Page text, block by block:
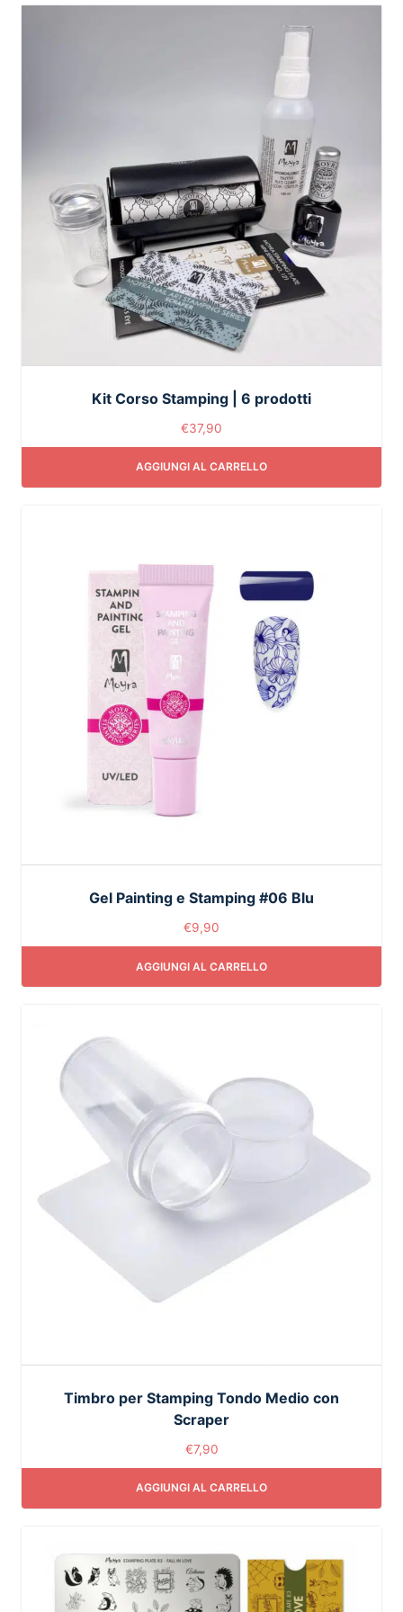
Kit Corso Stamping | 6 prodotti
€37,90
AGGIUNGI AL CARRELLO
Gel Painting e Stamping #06 Blu
€9,90
AGGIUNGI AL CARRELLO
Timbro per Stamping Tondo Medio con
Scraper
€7,90
AGGIUNGI AL CARRELLO